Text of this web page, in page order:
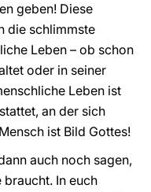
geben! Diese
die schlimmste
Leben – ob schon
oder in seiner
Leben ist
an der sich
ist Bild Gottes!
auch noch sagen,
In euch